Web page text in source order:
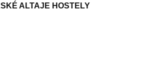
ALTAJE HOSTELY